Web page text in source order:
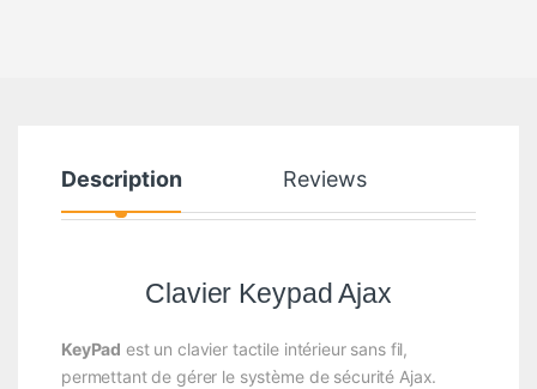
Description Reviews
Clavier Keypad Ajax
KeyPad est un clavier tactile intérieur sans fil,
permettant de gérer le système de sécurité Ajax.